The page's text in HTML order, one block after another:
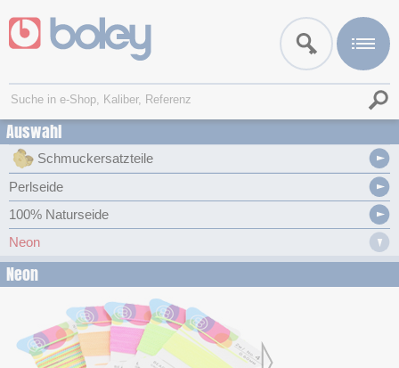
Auswahl
Schmuckersatzteile
Perlseide
100% Naturseide
Neon
Neon